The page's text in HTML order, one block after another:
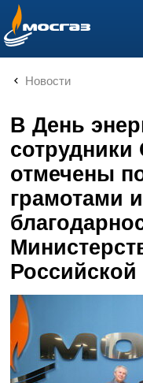
info@mos-gaz.ru
Новости
В День
отмечены
грамотами и